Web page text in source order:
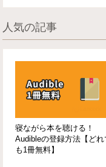
人気の記事
寝ながら本を聴ける！
Audibleの登録方法【どれ
も1冊無料】